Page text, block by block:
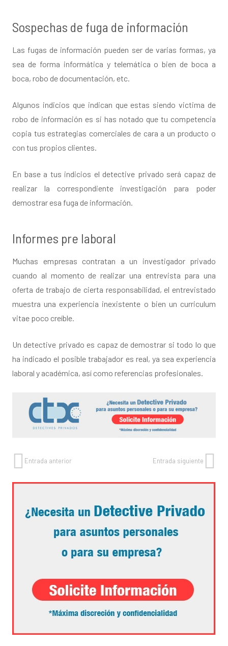
Sospechas de fuga de información
Las fugas de información pueden ser de varias formas, ya
sea de forma informática y telemática o bien de boca a
boca, robo de documentación, etc.
Algunos indicios que indican que estas siendo victima de
robo de información es si has notado que tu competencia
copia tus estrategias comerciales de cara a un producto o
con tus propios clientes.
En base a tus indicios el detective privado será capaz de
realizar la correspondiente investigación para poder
demostrar esa fuga de información.
Informes pre laboral
Muchas empresas contratan a un investigador privado
cuando al momento de realizar una entrevista para una
oferta de trabajo de cierta responsabilidad, el entrevistado
muestra una experiencia inexistente o bien un curriculum
vitae poco creíble.
Un detective privado es capaz de demostrar si todo lo que
ha indicado el posible trabajador es real, ya sea experiencia
laboral y académica, así como referencias profesionales.
Entrada anterior Entrada siguiente